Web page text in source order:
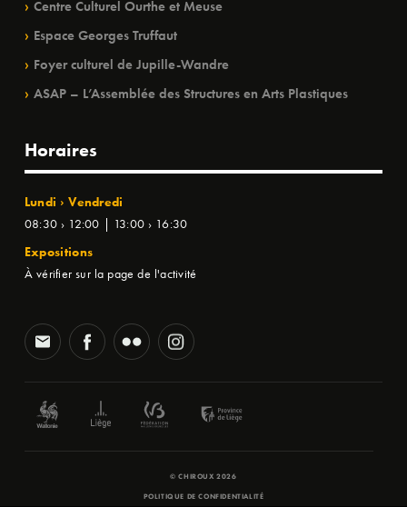
Centre Culturel Ourthe et Meuse
Espace Georges Truffaut
Foyer culturel de Jupille-Wandre
ASAP – L’Assemblée des Structures en Arts Plastiques
Horaires
Lundi › Vendredi
08:30 › 12:00 | 13:00 › 16:30
Expositions
À vérifier sur la page de l'activité
© CHIROUX 2026
POLITIQUE DE CONFIDENTIALITÉ